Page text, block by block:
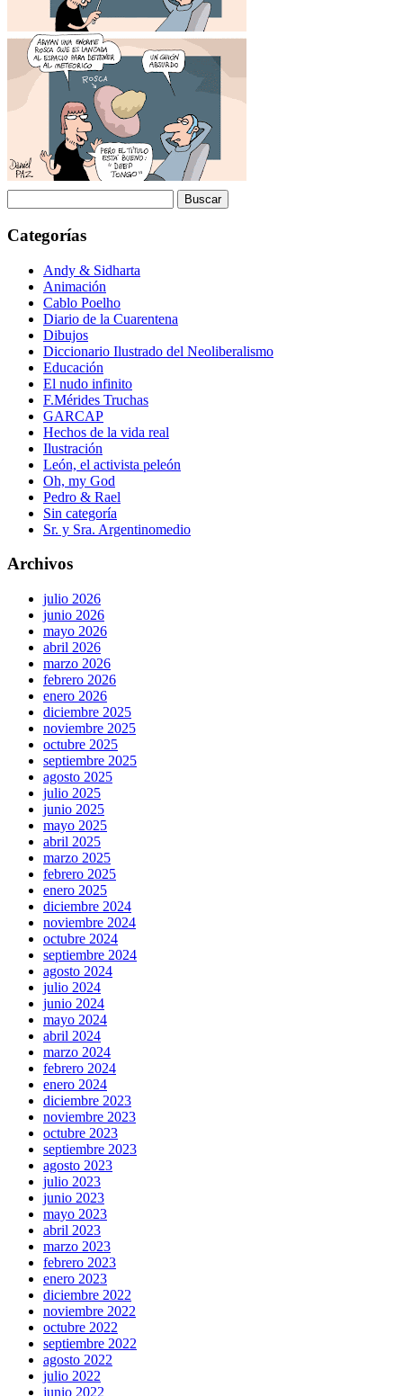
Categorías
Andy & Sidharta
Animación
Cablo Poelho
Diario de la Cuarentena
Dibujos
Diccionario Ilustrado del Neoliberalismo
Educación
El nudo infinito
F.Mérides Truchas
GARCAP
Hechos de la vida real
Ilustración
León, el activista peleón
Oh, my God
Pedro & Rael
Sin categoría
Sr. y Sra. Argentinomedio
Archivos
julio 2026
junio 2026
mayo 2026
abril 2026
marzo 2026
febrero 2026
enero 2026
diciembre 2025
noviembre 2025
octubre 2025
septiembre 2025
agosto 2025
julio 2025
junio 2025
mayo 2025
abril 2025
marzo 2025
febrero 2025
enero 2025
diciembre 2024
noviembre 2024
octubre 2024
septiembre 2024
agosto 2024
julio 2024
junio 2024
mayo 2024
abril 2024
marzo 2024
febrero 2024
enero 2024
diciembre 2023
noviembre 2023
octubre 2023
septiembre 2023
agosto 2023
julio 2023
junio 2023
mayo 2023
abril 2023
marzo 2023
febrero 2023
enero 2023
diciembre 2022
noviembre 2022
octubre 2022
septiembre 2022
agosto 2022
julio 2022
junio 2022